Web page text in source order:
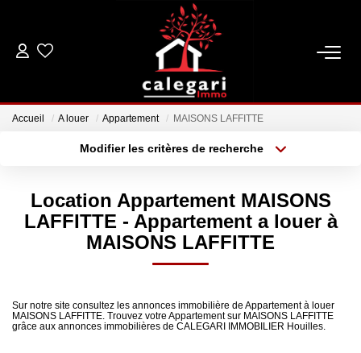
VENTES
GESTION
Qui Sommes Nous
Accueil A louer Appartement MAISONS LAFFITTE
Modifier les critères de recherche
Sélectionnez...
Type de bien
Surface min
Location Appartement MAISONS
LAFFITTE - Appartement a louer à
MAISONS LAFFITTE
Sur notre site consultez les annonces immobilière de Appartement à louer
MAISONS LAFFITTE. Trouvez votre Appartement sur MAISONS LAFFITTE
grâce aux annonces immobilières de CALEGARI IMMOBILIER Houilles.